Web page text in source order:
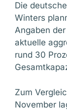
Die
Winters
Angaben der
aktuelle
rund 30
Zum
November